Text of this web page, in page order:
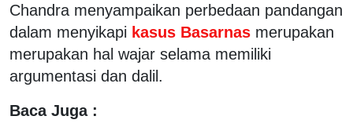
Chandra menyampaikan perbedaan pandangan
dalam menyikapi kasus Basarnas merupakan
merupakan hal wajar selama memiliki
argumentasi dan dalil.
Baca Juga :